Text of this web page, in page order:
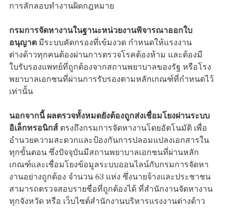
การลักลอบทำงานผิดกฎหมาย
กรมการจัดหางานในฐานะหน่วยงานพิจารณาออกใบ
อนุญาต มีระบบคัดกรองที่เข้มงวด กำหนดให้แรงงาน
ต่างด้าวทุกคนต้องผ่านการตรวจโรคต้องห้าม และต้องมี
ใบรับรองแพทย์ที่ถูกต้องจากสถานพยาบาลของรัฐ หรือโรง
พยาบาลเอกชนที่ผ่านการรับรองตามหลักเกณฑ์ที่กำหนดไว้
เท่านั้น
นอกจากนี้ ผลตรวจทั้งหมดยังต้องถูกส่งเชื่อมโยงผ่านระบบ
อิเล็กทรอนิกส์ ตรงถึงกรมการจัดหางานโดยอัตโนมัติ เพื่อ
อำนวยความสะดวกและป้องกันการปลอมแปลงเอกสารใน
ทุกขั้นตอน ซึ่งปัจจุบันมีสถานพยาบาลเอกชนที่ผ่านหลัก
เกณฑ์และเชื่อมโยงข้อมูลระบบออนไลน์กับกรมการจัดหา
งานอย่างถูกต้อง จำนวน 63 แห่ง ซึ่งนายจ้างและประชาชน
สามารถตรวจสอบรายชื่อที่ถูกต้องได้ ที่สำนักงานจัดหางาน
ทุกจังหวัด หรือ เว็บไซต์สำนักงานบริหารแรงงานต่างด้าว